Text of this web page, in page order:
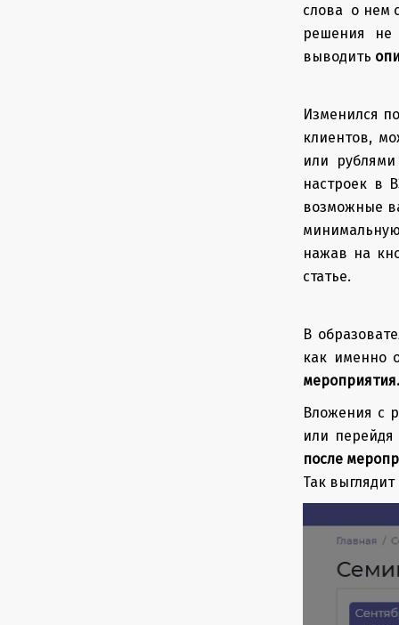
слова о нем
решения не
выводить
Изменился
клиентов,
или
настроек в
возможные
нажав на
статье.
В
как именно
мероприятия.
Вложения с
или перейдя
после
Так